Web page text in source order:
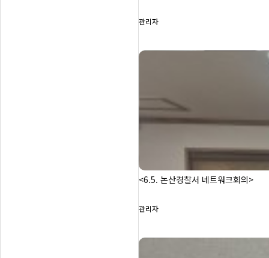
관리자
<6.5. 논산경찰서 네트워크회의>
관리자